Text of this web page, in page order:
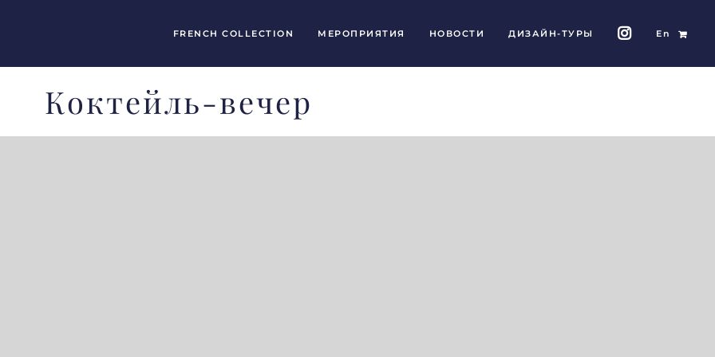
FRENCH COLLECTION МЕРОПРИЯТИЯ НОВОСТИ ДИЗАЙН-ТУРЫ En
Коктейль-вечер